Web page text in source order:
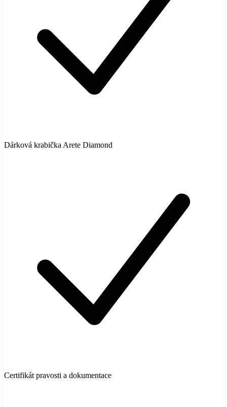
Dárková krabička Arete Diamond
Certifikát pravosti a dokumentace